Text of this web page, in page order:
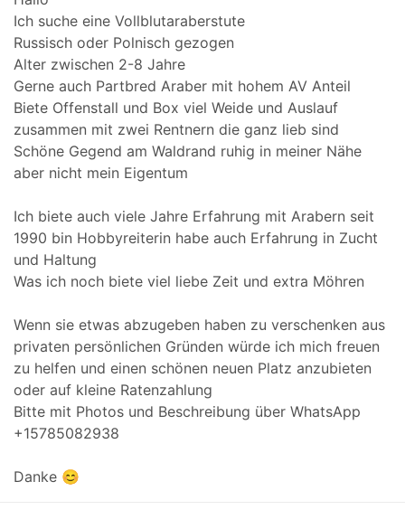
Ich suche eine Vollblutaraberstute
Russisch oder Polnisch gezogen
Alter zwischen 2-8 Jahre
Gerne auch Partbred Araber mit hohem AV Anteil
Biete Offenstall und Box viel Weide und Auslauf
zusammen mit zwei Rentnern die ganz lieb sind
Schöne Gegend am Waldrand ruhig in meiner Nähe
aber nicht mein Eigentum
Ich biete auch viele Jahre Erfahrung mit Arabern seit
1990 bin Hobbyreiterin habe auch Erfahrung in Zucht
und Haltung
Was ich noch biete viel liebe Zeit und extra Möhren
Wenn sie etwas abzugeben haben zu verschenken aus
privaten persönlichen Gründen würde ich mich freuen
zu helfen und einen schönen neuen Platz anzubieten
oder auf kleine Ratenzahlung
Bitte mit Photos und Beschreibung über WhatsApp
+15785082938
Danke 😊